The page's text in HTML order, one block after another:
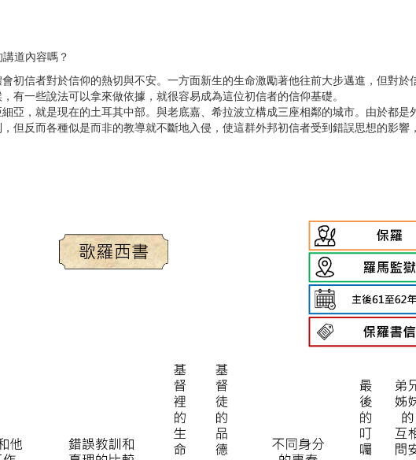
道內容嗎？
初信者對於信仰的熱切與不安。一方面新生的生命激勵著他往前大步邁進，但對於
有一些說法可以拿來做依據，就很容易成為這位初信者的信仰基礎。
亞，就是現在的土耳其中部。與老底嘉、希拉波立構成三座相鄰的城市。由於都是
但反而各種似是而非的教導就不斷地入侵，使這群外邦初信者受到錯誤思想的影響，